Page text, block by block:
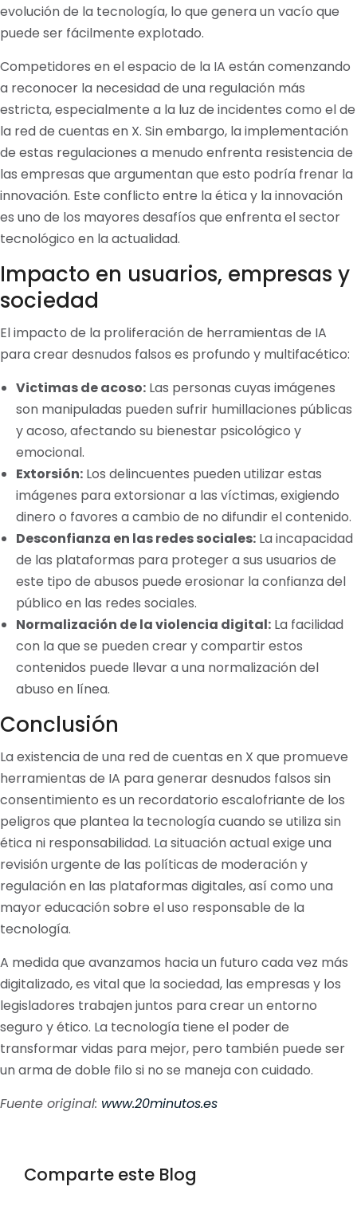
evolución de la tecnología, lo que genera un vacío que
puede ser fácilmente explotado.
Competidores en el espacio de la IA están comenzando
a reconocer la necesidad de una regulación más
estricta, especialmente a la luz de incidentes como el de
la red de cuentas en X. Sin embargo, la implementación
de estas regulaciones a menudo enfrenta resistencia de
las empresas que argumentan que esto podría frenar la
innovación. Este conflicto entre la ética y la innovación
es uno de los mayores desafíos que enfrenta el sector
tecnológico en la actualidad.
Impacto en usuarios, empresas y
sociedad
El impacto de la proliferación de herramientas de IA
para crear desnudos falsos es profundo y multifacético:
Victimas de acoso: Las personas cuyas imágenes
son manipuladas pueden sufrir humillaciones públicas
y acoso, afectando su bienestar psicológico y
emocional.
Extorsión: Los delincuentes pueden utilizar estas
imágenes para extorsionar a las víctimas, exigiendo
dinero o favores a cambio de no difundir el contenido.
Desconfianza en las redes sociales: La incapacidad
de las plataformas para proteger a sus usuarios de
este tipo de abusos puede erosionar la confianza del
público en las redes sociales.
Normalización de la violencia digital: La facilidad
con la que se pueden crear y compartir estos
contenidos puede llevar a una normalización del
abuso en línea.
Conclusión
La existencia de una red de cuentas en X que promueve
herramientas de IA para generar desnudos falsos sin
consentimiento es un recordatorio escalofriante de los
peligros que plantea la tecnología cuando se utiliza sin
ética ni responsabilidad. La situación actual exige una
revisión urgente de las políticas de moderación y
regulación en las plataformas digitales, así como una
mayor educación sobre el uso responsable de la
tecnología.
A medida que avanzamos hacia un futuro cada vez más
digitalizado, es vital que la sociedad, las empresas y los
legisladores trabajen juntos para crear un entorno
seguro y ético. La tecnología tiene el poder de
transformar vidas para mejor, pero también puede ser
un arma de doble filo si no se maneja con cuidado.
Fuente original: www.20minutos.es
Comparte este Blog